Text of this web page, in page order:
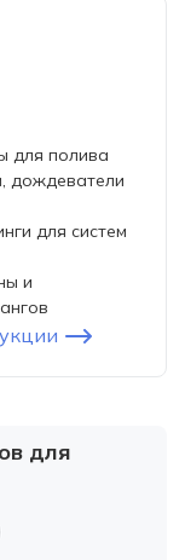
для полива
дождеватели
для систем
и
для